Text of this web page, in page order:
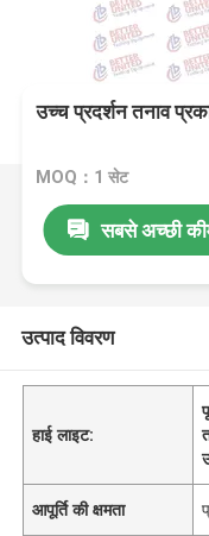
उच्च प्रदर्शन तनाव
MOQ：1 सेट
सबसे अच्छी
उत्पाद विवरण
हाई लाइट:
आपूर्ति की क्षमता